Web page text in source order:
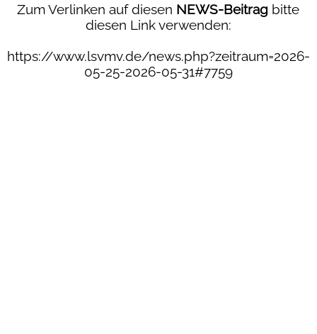
Direkt zum Seiteninhalt
Zum Verlinken auf diesen NEWS-Beitrag bitte
diesen Link verwenden:
https://www.lsvmv.de/news.php?zeitraum=2026-
05-25-2026-05-31#7759